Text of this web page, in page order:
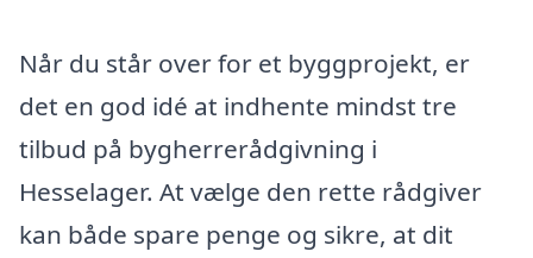
Når du står over for et byggprojekt, er
det en god idé at indhente mindst tre
tilbud på bygherrerådgivning i
Hesselager. At vælge den rette rådgiver
kan både spare penge og sikre, at dit